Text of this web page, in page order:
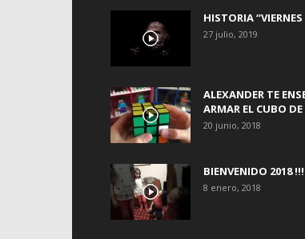
HISTORIA “VIERNES
27 julio, 2019
ALEXANDER TE
ARMAR EL CUBO
20 junio, 2018
BIENVENIDO 2018 !!!
8 enero, 2018